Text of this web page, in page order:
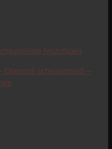
hinzufügen
Opencoil schwarz/weiß –